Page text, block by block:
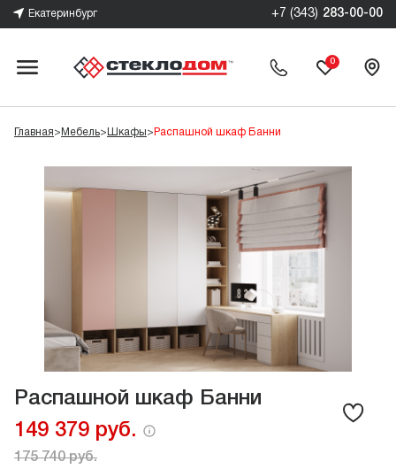
Екатеринбург +7 (343) 283-00-00
0
Главная> Мебель> Шкафы> Распашной шкаф Банни
Распашной шкаф Банни
149 379 руб.
175 740 руб.